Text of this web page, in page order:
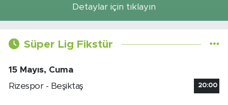
Detaylar için tıklayın
Süper Lig Fikstür
15 Mayıs, Cuma
Rizespor - Beşiktaş
20:00